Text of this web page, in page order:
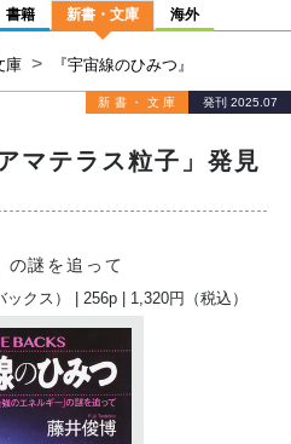
書籍 新書・文庫 海外
庫 『宇宙線のひみつ』
新書・文庫 発刊 2025.07
マテラス粒子」発見
の謎を追って
クス） | 256p | 1,320円（税込）